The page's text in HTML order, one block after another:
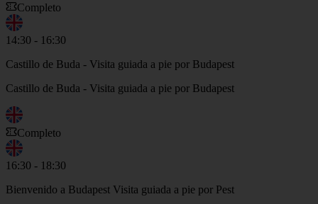
Completo
14:30 - 16:30
Castillo de Buda - Visita guiada a pie por Budapest
Castillo de Buda - Visita guiada a pie por Budapest
Completo
16:30 - 18:30
Bienvenido a Budapest Visita guiada a pie por Pest